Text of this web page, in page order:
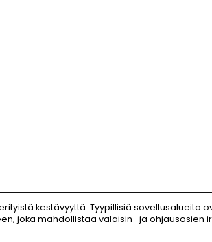
kestävyyttä. Tyypillisiä sovellusalueita
joka mahdollistaa valaisin- ja ohjausosien